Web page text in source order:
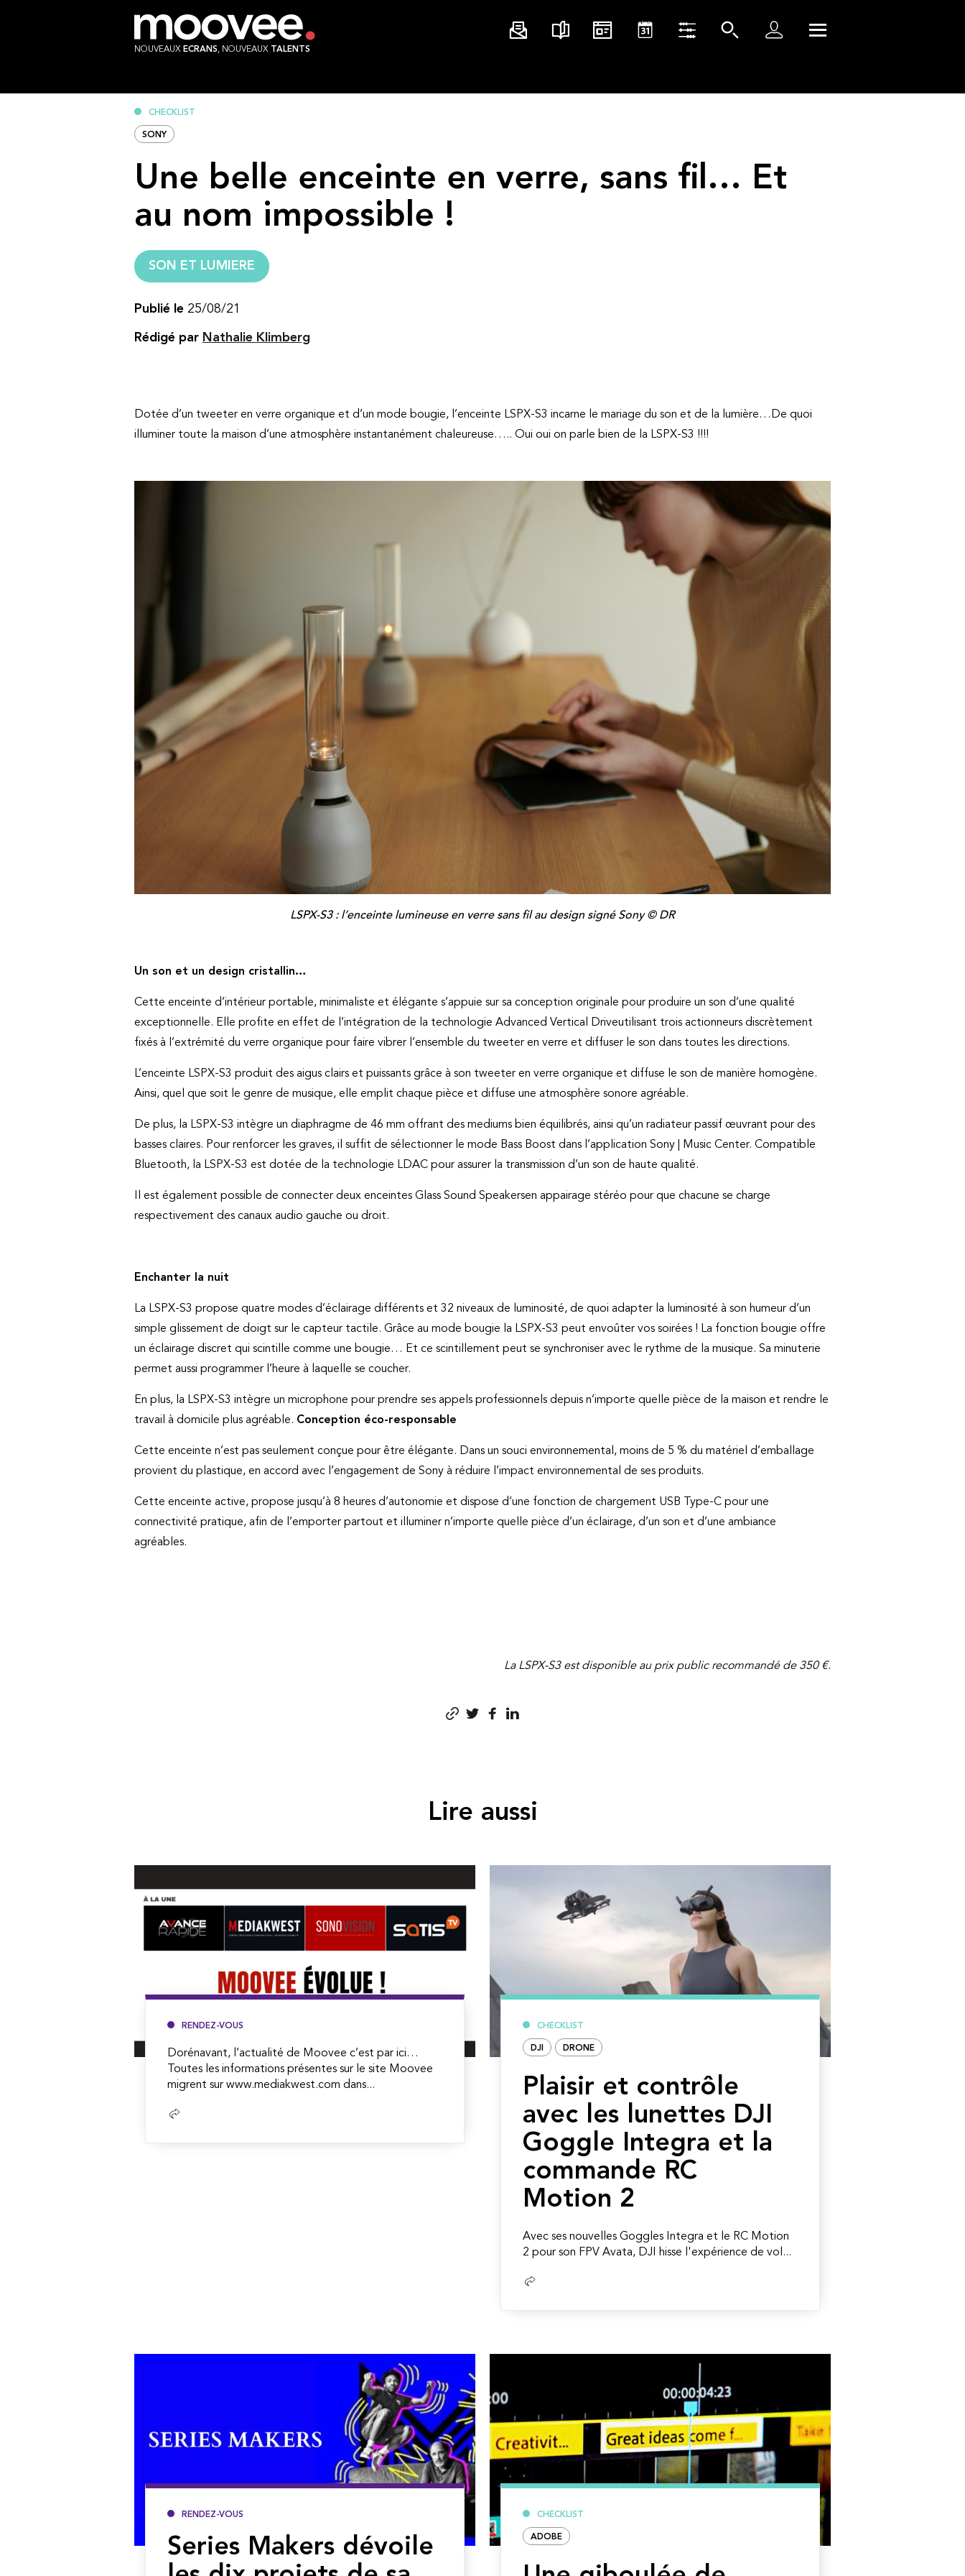
NOUVEAUX ECRANS, NOUVEAUX TALENTS
CHECKLIST
SONY
Une belle enceinte en verre, sans fil… Et
au nom impossible !
SON ET LUMIERE
Publié le 25/08/21
Rédigé par Nathalie Klimberg
Dotée d’un tweeter en verre organique et d’un mode bougie, l’enceinte LSPX-S3 incarne le mariage du son et de la lumière…De quoi
illuminer toute la maison d’une atmosphère instantanément chaleureuse….. Oui oui on parle bien de la LSPX-S3 !!!!
LSPX-S3 : l’enceinte lumineuse en verre sans fil au design signé Sony © DR
Un son et un design cristallin…
Cette enceinte d’intérieur portable, minimaliste et élégante s’appuie sur sa conception originale pour produire un son d’une qualité
exceptionnelle. Elle profite en effet de l’intégration de la technologie Advanced Vertical Driveutilisant trois actionneurs discrètement
fixés à l’extrémité du verre organique pour faire vibrer l’ensemble du tweeter en verre et diffuser le son dans toutes les directions.
L’enceinte LSPX-S3 produit des aigus clairs et puissants grâce à son tweeter en verre organique et diffuse le son de manière homogène.
Ainsi, quel que soit le genre de musique, elle emplit chaque pièce et diffuse une atmosphère sonore agréable.
De plus, la LSPX-S3 intègre un diaphragme de 46 mm offrant des mediums bien équilibrés, ainsi qu’un radiateur passif œuvrant pour des
basses claires. Pour renforcer les graves, il suffit de sélectionner le mode Bass Boost dans l’application Sony | Music Center. Compatible
Bluetooth, la LSPX-S3 est dotée de la technologie LDAC pour assurer la transmission d’un son de haute qualité.
Il est également possible de connecter deux enceintes Glass Sound Speakersen appairage stéréo pour que chacune se charge
respectivement des canaux audio gauche ou droit.
Enchanter la nuit
La LSPX-S3 propose quatre modes d’éclairage différents et 32 niveaux de luminosité, de quoi adapter la luminosité à son humeur d’un
simple glissement de doigt sur le capteur tactile. Grâce au mode bougie la LSPX-S3 peut envoûter vos soirées ! La fonction bougie offre
un éclairage discret qui scintille comme une bougie… Et ce scintillement peut se synchroniser avec le rythme de la musique. Sa minuterie
permet aussi programmer l’heure à laquelle se coucher.
En plus, la LSPX-S3 intègre un microphone pour prendre ses appels professionnels depuis n’importe quelle pièce de la maison et rendre le
travail à domicile plus agréable. Conception éco-responsable
Cette enceinte n’est pas seulement conçue pour être élégante. Dans un souci environnemental, moins de 5 % du matériel d’emballage
provient du plastique, en accord avec l’engagement de Sony à réduire l’impact environnemental de ses produits.
Cette enceinte active, propose jusqu’à 8 heures d’autonomie et dispose d’une fonction de chargement USB Type-C pour une
connectivité pratique, afin de l’emporter partout et illuminer n’importe quelle pièce d’un éclairage, d’un son et d’une ambiance
agréables.
La LSPX-S3 est disponible au prix public recommandé de 350 €.
Lire aussi
RENDEZ-VOUS
Dorénavant, l’actualité de Moovee c’est par ici…
Toutes les informations présentes sur le site Moovee
migrent sur www.mediakwest.com dans...
Lire
CHECKLIST
DJI DRONE
Plaisir et contrôle
avec les lunettes DJI
Goggle Integra et la
commande RC
Motion 2
Avec ses nouvelles Goggles Integra et le RC Motion
2 pour son FPV Avata, DJI hisse l'expérience de vol...
Lire
RENDEZ-VOUS
Series Makers dévoile
CHECKLIST
ADOBE